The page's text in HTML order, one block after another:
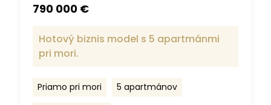
790 000 €
Hotový biznis model s 5 apartmánmi
pri mori.
Priamo pri mori 5 apartmánov